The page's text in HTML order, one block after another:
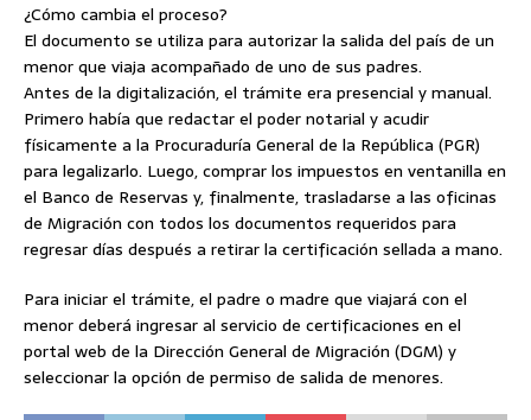
¿Cómo cambia el proceso?
El documento se utiliza para autorizar la salida del país de un
menor que viaja acompañado de uno de sus padres.
Antes de la digitalización, el trámite era presencial y manual.
Primero había que redactar el poder notarial y acudir
físicamente a la Procuraduría General de la República (PGR)
para legalizarlo. Luego, comprar los impuestos en ventanilla en
el Banco de Reservas y, finalmente, trasladarse a las oficinas
de Migración con todos los documentos requeridos para
regresar días después a retirar la certificación sellada a mano.
Para iniciar el trámite, el padre o madre que viajará con el
menor deberá ingresar al servicio de certificaciones en el
portal web de la Dirección General de Migración (DGM) y
seleccionar la opción de permiso de salida de menores.